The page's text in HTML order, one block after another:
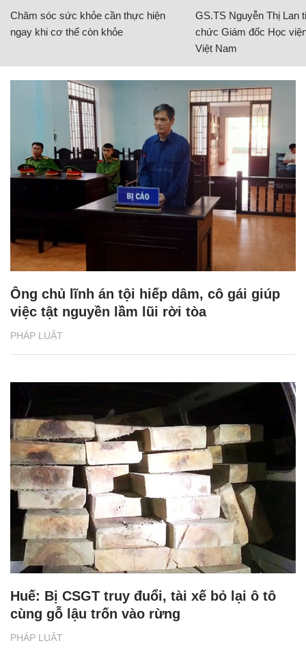
Chăm sóc sức khỏe cần thực hiện
ngay khi cơ thể còn khỏe
GS.TS Nguyễn Thị Lan
chức Giám đốc Học
Việt Nam
PHÁP LUẬT
Ông chủ lĩnh án tội hiếp dâm, cô gái giúp
việc tật nguyền lầm lũi rời tòa
PHÁP LUẬT
Huế: Bị CSGT truy đuổi, tài xế bỏ lại ô tô
cùng gỗ lậu trốn vào rừng